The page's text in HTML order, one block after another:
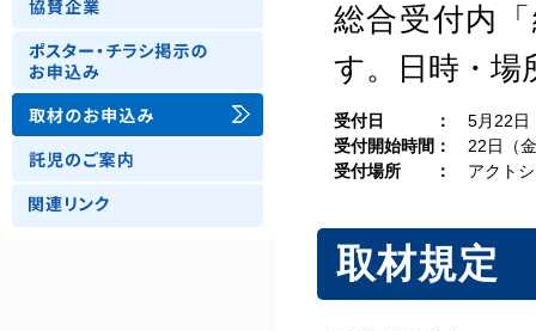
総合受付内
す。日時・場
受付日 ：
5月22日
受付開始時間：
22日（金
受付場所 ：
アクトシ
取材規定